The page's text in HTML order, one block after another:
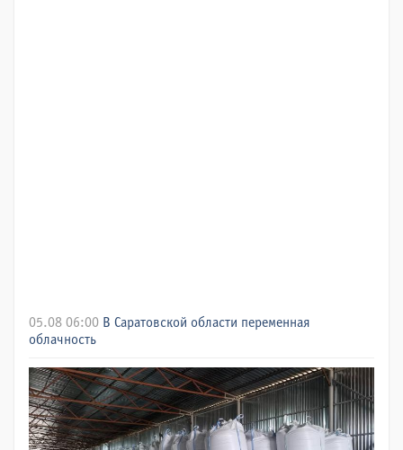
05.08 06:00 В Саратовской области переменная
облачность